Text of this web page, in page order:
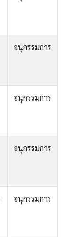
อนุกรรมการ
อนุกรรมการ
อนุกรรมการ
อนุกรรมการ